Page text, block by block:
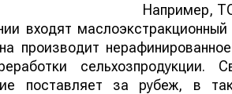
Например,
входят
производит
поставляет за рубеж, в